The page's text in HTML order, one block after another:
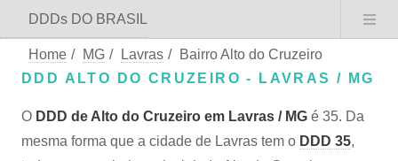
DDDs DO BRASIL
Home / MG / Lavras /
Bairro Alto do Cruzeiro
DDD ALTO DO CRUZEIRO - LAVRAS / MG
O DDD de Alto do Cruzeiro em Lavras / MG é 35. Da
mesma forma que a cidade de Lavras tem o DDD 35,